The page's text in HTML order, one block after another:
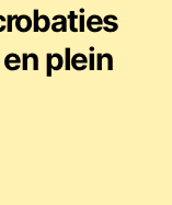
plein